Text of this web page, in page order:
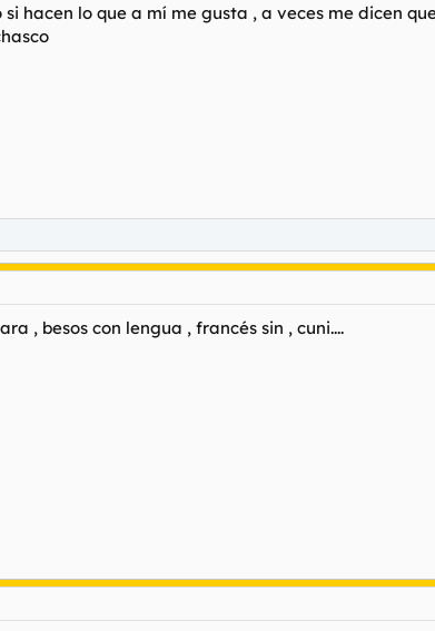
hacen lo que a mí me gusta , a veces me dicen
, besos con lengua , francés sin , cuni....